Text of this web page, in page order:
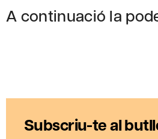
A continuació la
Subscriu-te al